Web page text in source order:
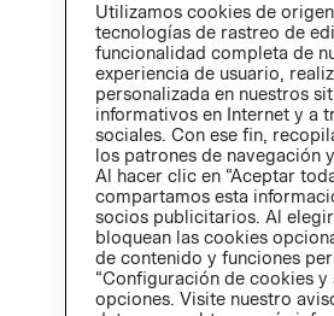
Utilizamos cookies de
tecnologías de rastreo de
funcionalidad completa de
experiencia de usuario,
personalizada en nuestros
informativos en Internet y a
sociales. Con ese fin,
los patrones de navegación
Al hacer clic en “Aceptar
compartamos esta
socios publicitarios. Al
bloquean las cookies
de contenido y funciones
“Configuración de cookies
opciones. Visite nuestro